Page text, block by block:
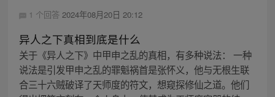
1 个回答 2024年08月20日 20:12
异人之下真相到底是什么
关于《异人之下》中甲申之乱的真相，有多种说法： 一种
说法是引发甲申之乱的罪魁祸首是张怀义，他与无根生联
合三十六贼破译了天师度的符文，想窥探修仙之道。他们